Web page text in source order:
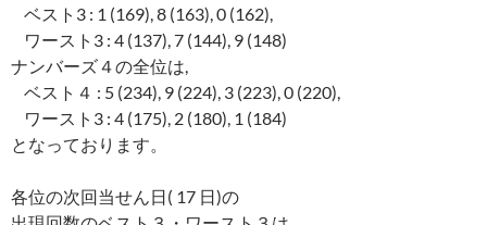
ベスト3 : 1 (169), 8 (163), 0 (162),
ワースト3 : 4 (137), 7 (144), 9 (148)
ナンバーズ４の全位は,
ベスト４ : 5 (234), 9 (224), 3 (223), 0 (220),
ワースト3 : 4 (175), 2 (180), 1 (184)
となっております。
各位の次回当せん日( 17 日)の